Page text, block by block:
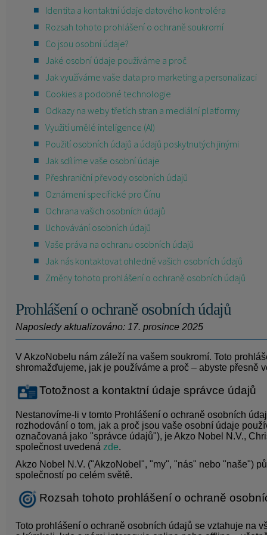
KONTAKT
Identita a kontaktní údaje datového kontroléra
Rozsah tohoto prohlášení o ochraně soukromí
Co jsou osobní údaje?
Jaké osobní údaje používáme a proč
Jak využíváme vaše data pro marketing a personalizaci
Cookies a podobné technologie
Odkazy na weby třetích stran a mediální platformy
Využití umělé inteligence (AI)
Použití osobních údajů a údajů poskytnutých jinými
Jak sdílíme vaše osobní údaje
Přeshraniční převody osobních údajů
Oznámení specifické pro Čínu
Ochrana vašich osobních údajů
Uchovávání osobních údajů
Vaše práva na ochranu osobních údajů
Jak nás kontaktovat ohledně vašich osobních údajů
Změny tohoto prohlášení o ochraně osobních údajů
Prohlášení o ochraně osobních údajů
Naposledy aktualizováno: 17. prosince 2025
V AkzoNobelu nám záleží na vašem soukromí. Toto
shromažďujeme, jak je používáme a proč – abyste přesně
Totožnost a kontaktní údaje správce údajů
Nestanovíme-li v tomto Prohlášení o ochraně osobních
rozhodování o tom, jak a proč jsou vaše osobní údaje
označovaná jako "správce údajů"), je Akzo Nobel N.V.,
společnost uvedená zde.
Akzo Nobel N.V. ("AkzoNobel", "my", "nás" nebo "naše")
společností po celém světě.
Rozsah tohoto prohlášení o ochraně
Toto prohlášení o ochraně osobních údajů se vztahuje na